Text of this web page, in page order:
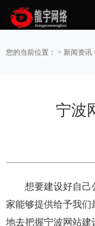
您的当前位置： > 新闻资讯
宁波
想要建设好自己公
家能够提供给予我们
地去把握宁波网站建